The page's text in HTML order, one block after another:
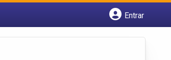
Entrar